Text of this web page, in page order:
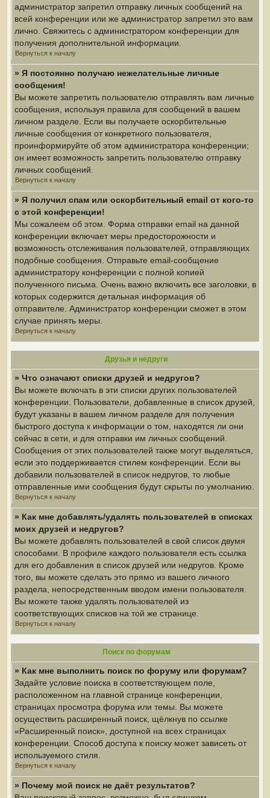
администратор запретил отправку личных сообщений на
всей конференции или же администратор запретил это вам
лично. Свяжитесь с администратором конференции для
получения дополнительной информации.
Вернуться к началу
» Я постоянно получаю нежелательные личные
сообщения!
Вы можете запретить пользователю отправлять вам личные
сообщения, используя правила для сообщений в вашем
личном разделе. Если вы получаете оскорбительные
личные сообщения от конкретного пользователя,
проинформируйте об этом администратора конференции;
он имеет возможность запретить пользователю отправку
личных сообщений.
Вернуться к началу
» Я получил спам или оскорбительный email от кого-то
с этой конференции!
Мы сожалеем об этом. Форма отправки email на данной
конференции включает меры предосторожности и
возможность отслеживания пользователей, отправляющих
подобные сообщения. Отправьте email-сообщение
администратору конференции с полной копией
полученного письма. Очень важно включить все заголовки, в
которых содержится детальная информация об
отправителе. Администратор конференции сможет в этом
случае принять меры.
Вернуться к началу
Друзья и недруги
» Что означают списки друзей и недругов?
Вы можете включать в эти списки других пользователей
конференции. Пользователи, добавленные в список друзей,
будут указаны в вашем личном разделе для получения
быстрого доступа к информации о том, находятся ли они
сейчас в сети, и для отправки им личных сообщений.
Сообщения от этих пользователей также могут выделяться,
если это поддерживается стилем конференции. Если вы
добавили пользователей в список недругов, то любые
отправленные ими сообщения будут скрыты по умолчанию.
Вернуться к началу
» Как мне добавлять/удалять пользователей в списках
моих друзей и недругов?
Вы можете добавлять пользователей в свой список двумя
способами. В профиле каждого пользователя есть ссылка
для его добавления в список друзей или недругов. Кроме
того, вы можете сделать это прямо из вашего личного
раздела, непосредственным вводом имени пользователя.
Вы можете также удалять пользователей из
соответствующих списков на той же странице.
Вернуться к началу
Поиск по форумам
» Как мне выполнить поиск по форуму или форумам?
Задайте условие поиска в соответствующем поле,
расположенном на главной странице конференции,
страницах просмотра форума или темы. Вы можете
осуществить расширенный поиск, щёлкнув по ссылке
«Расширенный поиск», доступной на всех страницах
конференции. Способ доступа к поиску может зависеть от
используемого стиля.
Вернуться к началу
» Почему мой поиск не даёт результатов?